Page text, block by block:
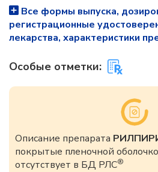
Все формы выпуска,
регистрационные
лекарства, характеристики
Особые отметки:
Описание препарата
покрытые пленочной
отсутствует в БД РЛС®